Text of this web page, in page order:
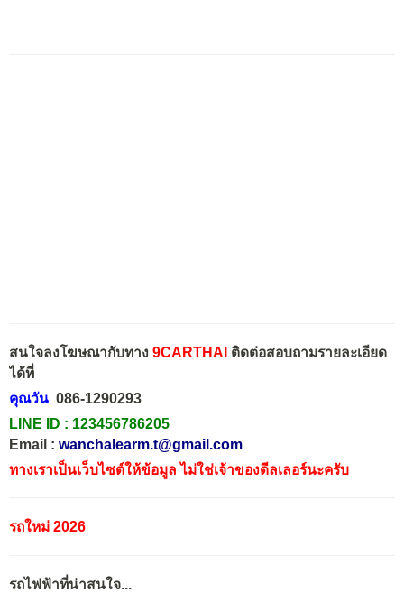
สนใจลงโฆษณากับทาง 9CARTHAI ติดต่อสอบถามรายละเอียด
ได้ที่
คุณวัน 086-1290293
LINE ID : 123456786205
Email : wanchalearm.t@gmail.com
ทางเราเป็นเว็บไซต์ให้ข้อมูล ไม่ใช่เจ้าของดีลเลอร์นะครับ
รถใหม่ 2026
รถไฟฟ้าที่น่าสนใจ...